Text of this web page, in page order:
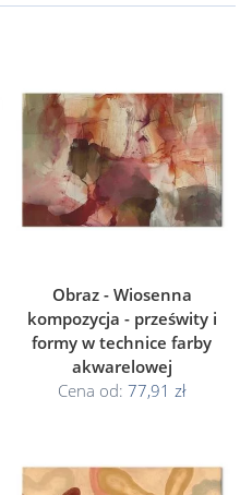
Obraz - Wiosenna
kompozycja - prześwity i
formy w technice farby
akwarelowej
Cena od: 77,91 zł